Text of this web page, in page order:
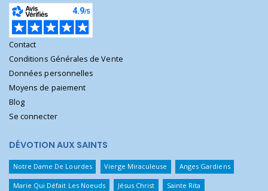
Contact
Conditions Générales de Vente
Données personnelles
Moyens de paiement
Blog
Se connecter
DÉVOTION AUX SAINTS
Notre Dame De Lourdes Vierge Miraculeuse Anges Gardiens
Marie Qui Défait Les Noeuds Jésus Christ Sainte Rita